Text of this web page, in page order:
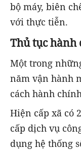
bộ máy, biên
với thực tiễn.
Thủ tục hành
Một trong
năm vận hành
cách hành
Hiện cấp xã có
cấp dịch vụ
dụng hệ thống